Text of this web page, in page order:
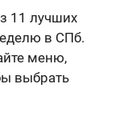
11 лучших
в СПб.
меню,
выбрать